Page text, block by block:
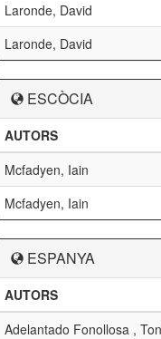
Laronde, David
Laronde, David
ESCÒCIA
AUTORS
Mcfadyen, Iain
Mcfadyen, Iain
ESPANYA
AUTORS
Adelantado Fonollosa ,